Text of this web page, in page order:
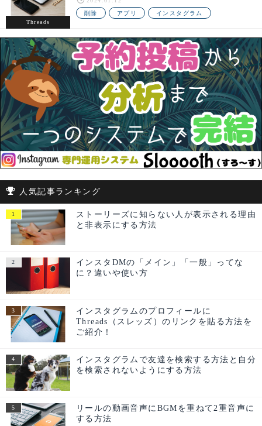
Threads
削除
アプリ インスタグラム
人気記事ランキング
ストーリーズに知らない人が表示される理由
と非表示にする方法
インスタDMの「メイン」「一般」ってな
に？違いや使い方
インスタグラムのプロフィールに
Threads（スレッズ）のリンクを貼る方法を
ご紹介！
インスタグラムで友達を検索する方法と自分
を検索されないようにする方法
リールの動画音声にBGMを重ねて2重音声に
する方法